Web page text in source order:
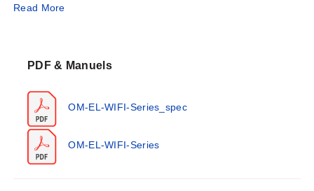
(monocanal) et OM-EL-WIFI-DTP-PLUS (double canal)
L'enregistreur de température sans fil OM-EL-WIFI-T
enregistreurs de température sans fil à entrée
thermocouple OM-EL-WIFI-TC (monocanal) et OM-EL-
WIFI-DTC (double canal) acceptent les thermocouples
de type J, K, T ou N. Les données sont transmises sans
fil via un réseau WiFi à un PC et visualisées à l'aide
Read More
PDF & Manuels
OM-EL-WIFI-Series_spec
OM-EL-WIFI-Series